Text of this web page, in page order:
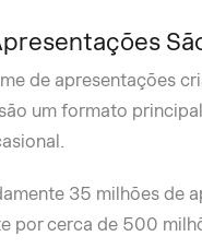
de apresentações
um formato
35 milhões de
por cerca de 500